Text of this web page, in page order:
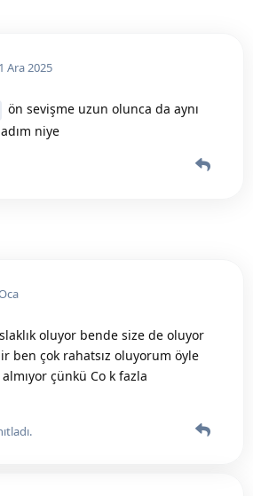
Ara 2025
ön sevişme uzun olunca da aynı
niye
oluyor bende size de oluyor
ben çok rahatsız oluyorum öyle
çünkü Co k fazla